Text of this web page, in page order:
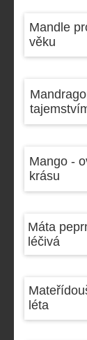
Mandle
věku
Mango -
krásu
Máta
léčivá
léta